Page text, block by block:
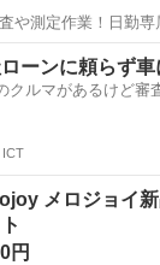
や測定作業！日勤
内作業★マイカー
い制度あり！《茨城県
タ製造工...
その他
ーンに頼らず
クルマがあるけど審
ICT
メロジョイ
円